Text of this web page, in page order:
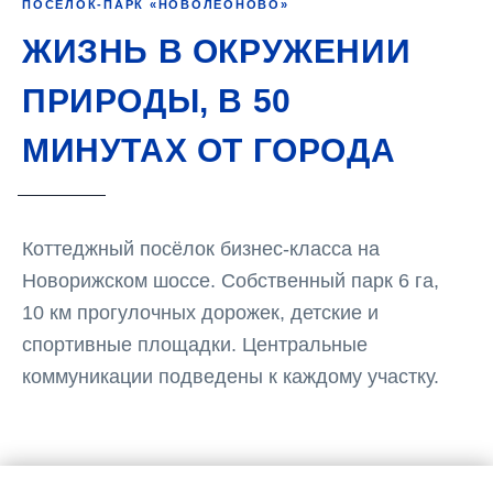
ПОСЁЛОК-ПАРК «НОВОЛЕОНОВО»
ЖИЗНЬ В ОКРУЖЕНИИ
ПРИРОДЫ, В 50
МИНУТАХ ОТ ГОРОДА
Коттеджный посёлок бизнес-класса на
Новорижском шоссе. Собственный парк 6 га,
10 км прогулочных дорожек, детские и
спортивные площадки. Центральные
коммуникации подведены к каждому участку.